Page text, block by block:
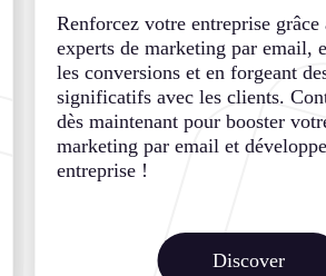
Renforcez votre entreprise grâce
experts de marketing par email,
les conversions et en forgeant
significatifs avec les clients.
dès maintenant pour booster
marketing par email et
entreprise !
Discover